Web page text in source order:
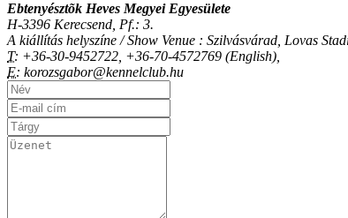
Ebtenyésztõk Heves Megyei Egyesülete
H-3396 Kerecsend, Pf.: 3.
A kiállítás helyszíne / Show Venue : Szilvásvárad, Lovas
T: +36-30-9452722, +36-70-4572769 (English),
E: korozsgabor@kennelclub.hu